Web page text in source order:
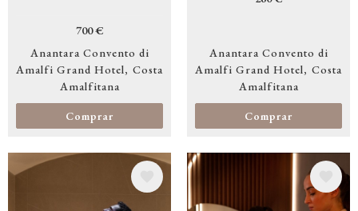
700 €
Anantara Convento di
Amalfi Grand Hotel
Costa
Amalfitana
Comprar
Anantara Convento di
Amalfi Grand Hotel
Costa
Amalfitana
Comprar
Image Image